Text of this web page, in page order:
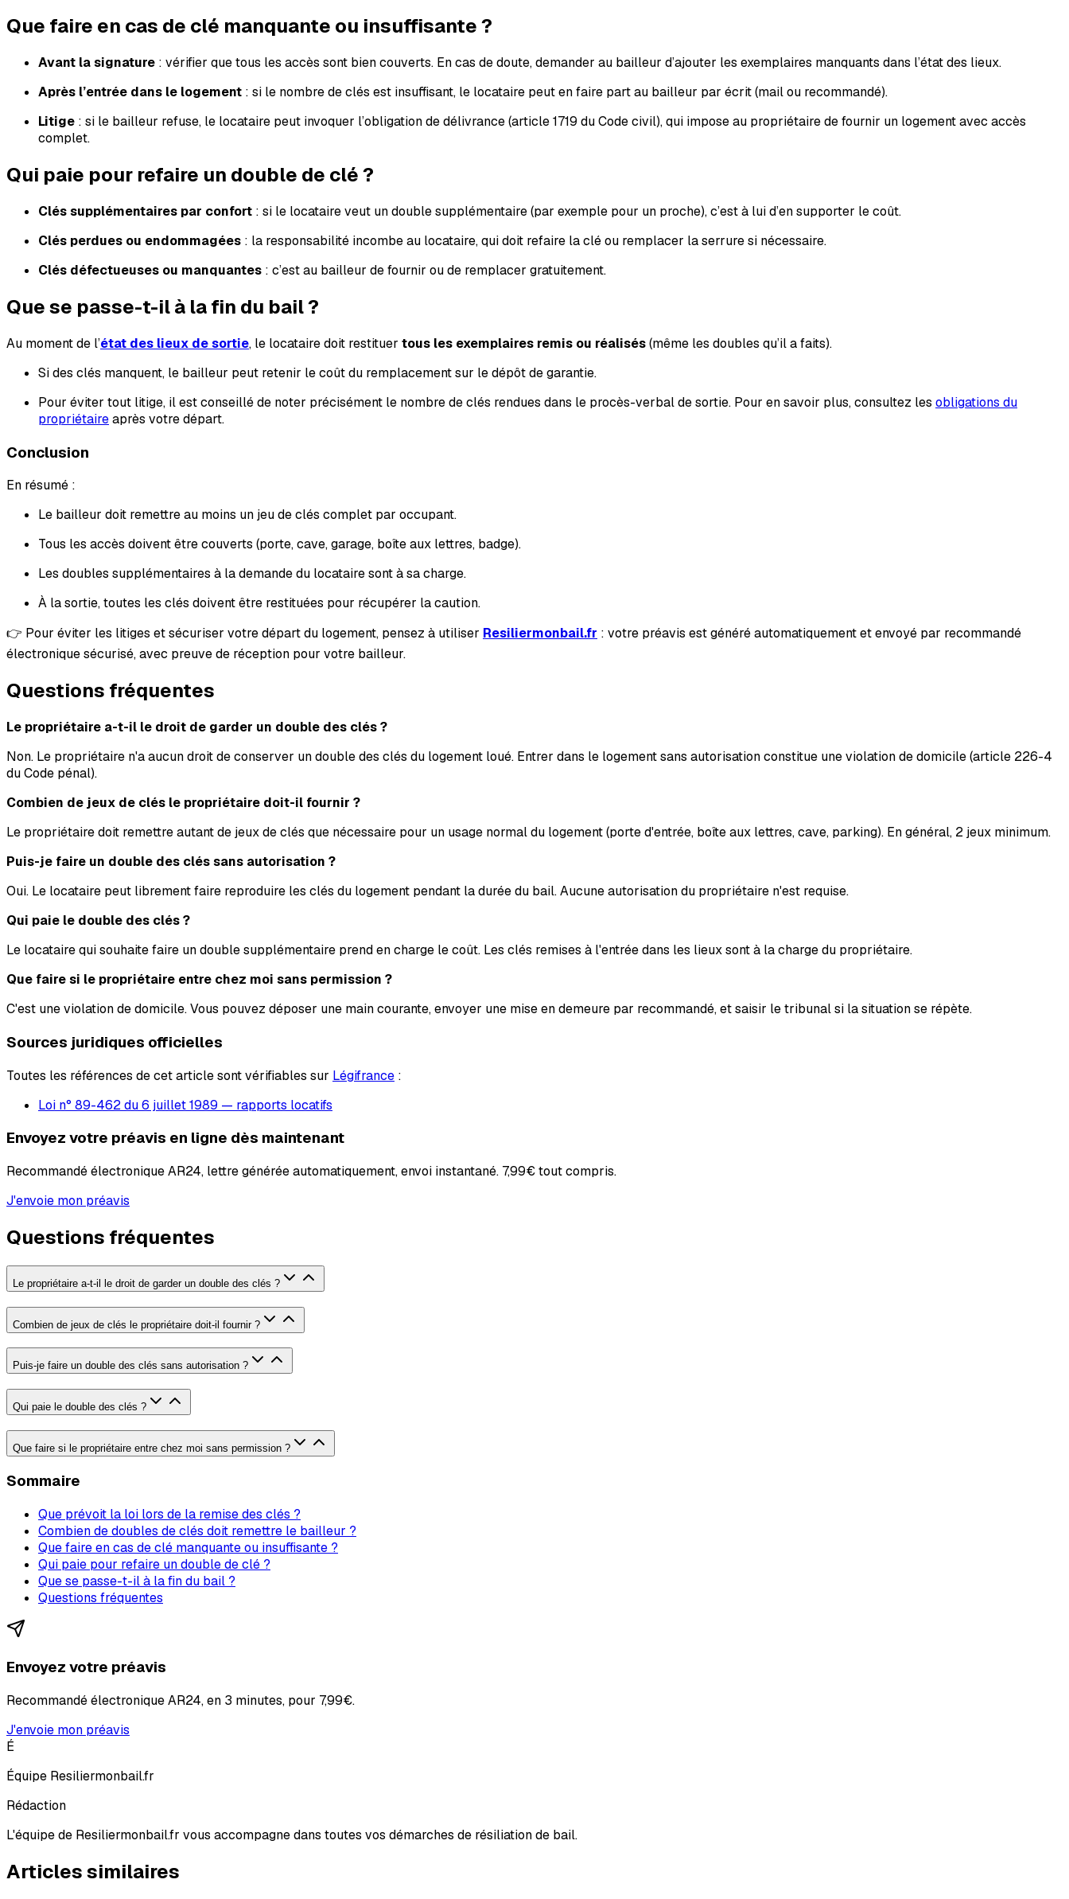
Que faire en cas de clé manquante ou insuffisante ?
Avant la signature : vérifier que tous les accès sont bien couverts. En cas de doute, demander au bailleur d’ajouter les exemplaires manquants dans l’état des lieux.
Après l’entrée dans le logement : si le nombre de clés est insuffisant, le locataire peut en faire part au bailleur par écrit (mail ou recommandé).
Litige : si le bailleur refuse, le locataire peut invoquer l’obligation de délivrance (article 1719 du Code civil), qui impose au propriétaire de fournir un logement avec accès
complet.
Qui paie pour refaire un double de clé ?
Clés supplémentaires par confort : si le locataire veut un double supplémentaire (par exemple pour un proche), c’est à lui d’en supporter le coût.
Clés perdues ou endommagées : la responsabilité incombe au locataire, qui doit refaire la clé ou remplacer la serrure si nécessaire.
Clés défectueuses ou manquantes : c’est au bailleur de fournir ou de remplacer gratuitement.
Que se passe-t-il à la fin du bail ?
Au moment de l’état des lieux de sortie, le locataire doit restituer tous les exemplaires remis ou réalisés(même les doubles qu’il a faits).
Si des clés manquent, le bailleur peut retenir le coût du remplacement sur le dépôt de garantie.
Pour éviter tout litige, il est conseillé de noter précisément le nombre de clés rendues dans le procès-verbal de sortie. Pour en savoir plus, consultez les obligations du
propriétaireaprès votre départ.
Conclusion
En résumé :
Le bailleur doit remettre au moins un jeu de clés complet par occupant.
Tous les accès doivent être couverts (porte, cave, garage, boîte aux lettres, badge).
Les doubles supplémentaires à la demande du locataire sont à sa charge.
À la sortie, toutes les clés doivent être restituées pour récupérer la caution.
👉 Pour éviter les litiges et sécuriser votre départ du logement, pensez à utiliser Resiliermonbail.fr : votre préavis est généré automatiquement et envoyé par recommandé
électronique sécurisé, avec preuve de réception pour votre bailleur.
Questions fréquentes
Le propriétaire a-t-il le droit de garder un double des clés ?
Non. Le propriétaire n'a aucun droit de conserver un double des clés du logement loué. Entrer dans le logement sans autorisation constitue une violation de domicile (article 226-4
du Code pénal).
Combien de jeux de clés le propriétaire doit-il fournir ?
Le propriétaire doit remettre autant de jeux de clés que nécessaire pour un usage normal du logement (porte d'entrée, boîte aux lettres, cave, parking). En général, 2 jeux minimum.
Puis-je faire un double des clés sans autorisation ?
Oui. Le locataire peut librement faire reproduire les clés du logement pendant la durée du bail. Aucune autorisation du propriétaire n'est requise.
Qui paie le double des clés ?
Le locataire qui souhaite faire un double supplémentaire prend en charge le coût. Les clés remises à l'entrée dans les lieux sont à la charge du propriétaire.
Que faire si le propriétaire entre chez moi sans permission ?
C'est une violation de domicile. Vous pouvez déposer une main courante, envoyer une mise en demeure par recommandé, et saisir le tribunal si la situation se répète.
Sources juridiques officielles
Toutes les références de cet article sont vérifiables sur Légifrance :
Loi n° 89-462 du 6 juillet 1989 — rapports locatifs
Envoyez votre préavis en ligne dès maintenant
Recommandé électronique AR24, lettre générée automatiquement, envoi instantané. 7,99€tout compris.
J'envoie mon préavis
Questions fréquentes
Le propriétaire a-t-il le droit de garder un double des clés ?
Combien de jeux de clés le propriétaire doit-il fournir ?
Puis-je faire un double des clés sans autorisation ?
Qui paie le double des clés ?
Que faire si le propriétaire entre chez moi sans permission ?
Sommaire
Que prévoit la loi lors de la remise des clés ?
Combien de doubles de clés doit remettre le bailleur ?
Que faire en cas de clé manquante ou insuffisante ?
Qui paie pour refaire un double de clé ?
Que se passe-t-il à la fin du bail ?
Questions fréquentes
Envoyez votre préavis
Recommandé électronique AR24, en 3 minutes, pour 7,99€.
J'envoie mon préavis
É
Équipe Resiliermonbail.fr
Rédaction
L'équipe de Resiliermonbail.fr vous accompagne dans toutes vos démarches de résiliation de bail.
Articles similaires